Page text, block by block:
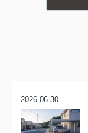
2026.06.30